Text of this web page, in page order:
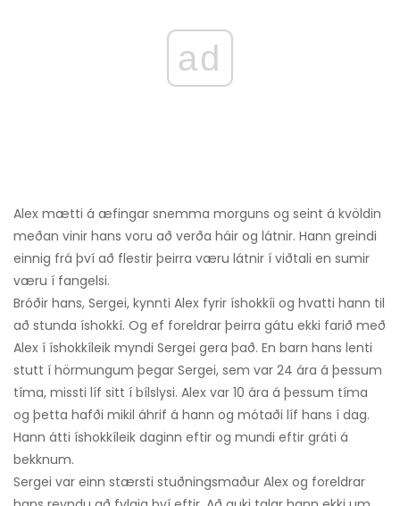
ad
Alex mætti ​​á æfingar snemma morguns og seint á kvöldin
meðan vinir hans voru að verða háir og látnir. Hann greindi
einnig frá því að flestir þeirra væru látnir í viðtali en sumir
væru í fangelsi.
Bróðir hans, Sergei, kynnti Alex fyrir íshokkíi og hvatti hann til
að stunda íshokkí. Og ef foreldrar þeirra gátu ekki farið með
Alex í íshokkíleik myndi Sergei gera það. En barn hans lenti
stutt í hörmungum þegar Sergei, sem var 24 ára á þessum
tíma, missti líf sitt í bílslysi. Alex var 10 ára á þessum tíma
og þetta hafði mikil áhrif á hann og mótaði líf hans í dag.
Hann átti íshokkíleik daginn eftir og mundi eftir gráti á
bekknum.
Sergei var einn stærsti stuðningsmaður Alex og foreldrar